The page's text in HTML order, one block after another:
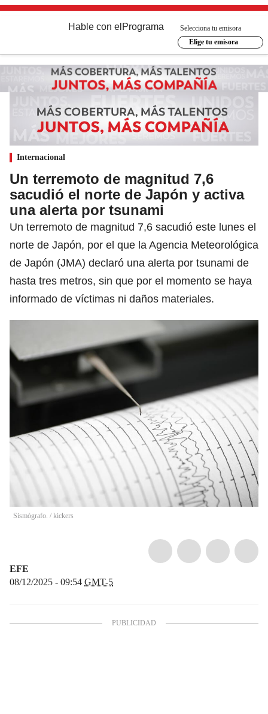
Hable con el Programa
Selecciona tu emisora
Elige tu emisora
Internacional
Un terremoto de magnitud 7,6
sacudió el norte de Japón y activa
una alerta por tsunami
Un terremoto de magnitud 7,6 sacudió este lunes el
norte de Japón, por el que la Agencia Meteorológica
de Japón (JMA) declaró una alerta por tsunami de
hasta tres metros, sin que por el momento se haya
informado de víctimas ni daños materiales.
Sismógrafo. / kickers
EFE
08/12/2025 - 09:54 GMT-5